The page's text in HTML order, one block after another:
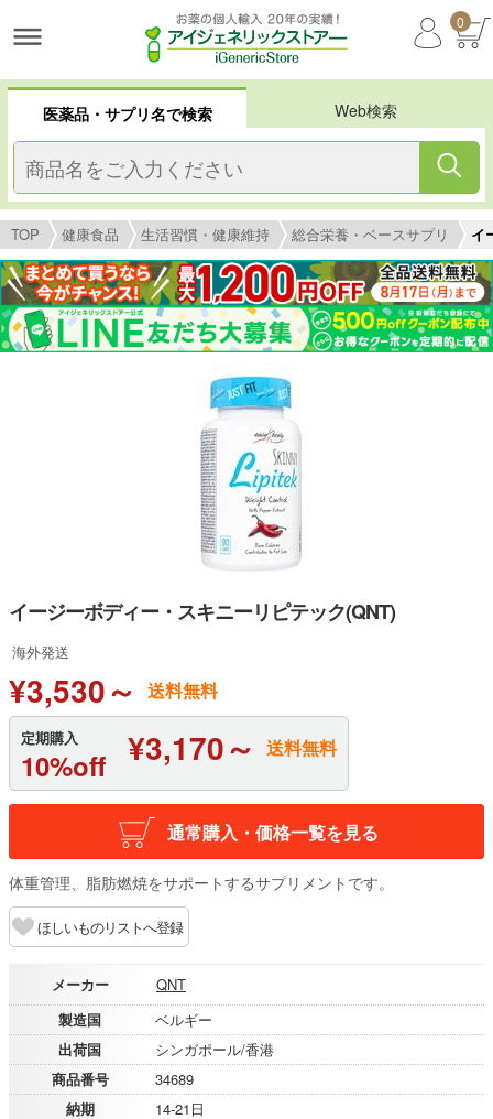
0
医薬品・サプリ名で検索 Web検索
TOP 健康食品 生活習慣・健康維持 総合栄養・ベースサプリ イ
イージーボディー・スキニーリピテック(QNT)
海外発送
¥3,530～ 送料無料
定期購入
10%off ¥3,170～ 送料無料
通常購入・価格一覧を見る
体重管理、脂肪燃焼をサポートするサプリメントです。
ほしいものリストへ登録
メーカー
QNT
製造国
ベルギー
出荷国
シンガポール/香港
商品番号
34689
納期
14-21日